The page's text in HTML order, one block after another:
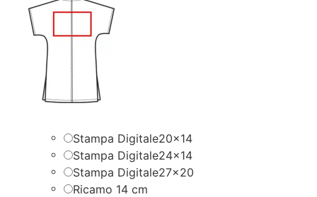
Stampa Digitale20x14
Stampa Digitale24x14
Stampa Digitale27x20
Ricamo 14 cm